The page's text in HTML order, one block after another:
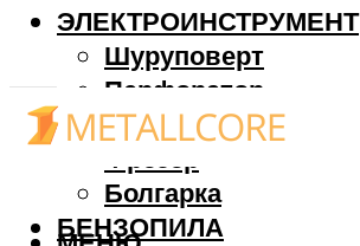
ЭЛЕКТРОИНСТРУМЕНТ
Шуруповерт
Перфоратор
Дрель
Фрезер
Болгарка
БЕНЗОПИЛА